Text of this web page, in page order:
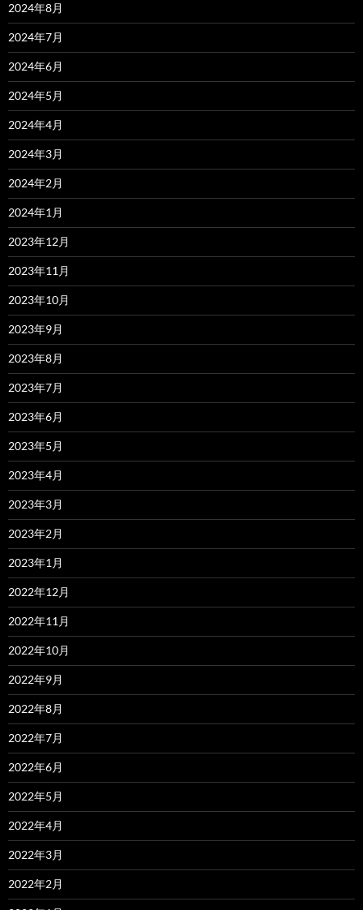
2024年8月
2024年7月
2024年6月
2024年5月
2024年4月
2024年3月
2024年2月
2024年1月
2023年12月
2023年11月
2023年10月
2023年9月
2023年8月
2023年7月
2023年6月
2023年5月
2023年4月
2023年3月
2023年2月
2023年1月
2022年12月
2022年11月
2022年10月
2022年9月
2022年8月
2022年7月
2022年6月
2022年5月
2022年4月
2022年3月
2022年2月